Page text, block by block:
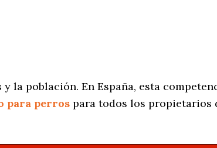
la población. En España, esta
para perros para todos los propietarios